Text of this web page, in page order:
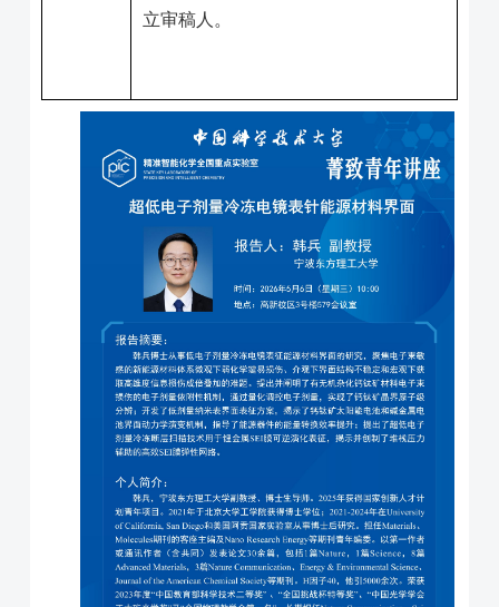
立审稿人。